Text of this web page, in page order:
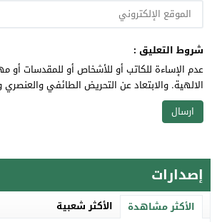
شروط التعليق :
عدم الإساءة للكاتب أو للأشخاص أو للمقدسات أو
الالهية. والابتعاد عن التحريض الطائفي والعنصري
إصدارات
الأكثر مشاهدة الأكثر شعبية